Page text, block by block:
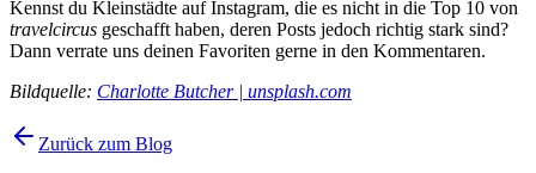
Kennst du Kleinstädte auf Instagram, die es nicht in die Top 10 von
travelcircus geschafft haben, deren Posts jedoch richtig stark sind?
Dann verrate uns deinen Favoriten gerne in den Kommentaren.
Bildquelle: Charlotte Butcher | unsplash.com
Zurück zum Blog